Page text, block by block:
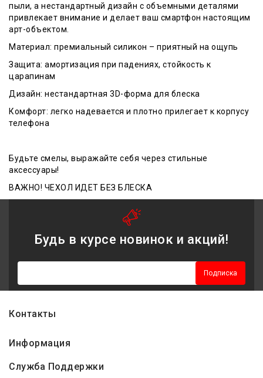
пыли, а нестандартный дизайн с объемными деталями
привлекает внимание и делает ваш смартфон настоящим
арт-объектом.
Материал: премиальный силикон – приятный на ощупь
Защита: амортизация при падениях, стойкость к
царапинам
Дизайн: нестандартная 3D-форма для блеска
Комфорт: легко надевается и плотно прилегает к корпусу
телефона
Будьте смелы, выражайте себя через стильные
аксессуары!
ВАЖНО! ЧЕХОЛ ИДЕТ БЕЗ БЛЕСКА
Будь в курсе новинок и акций!
Подписка
Контакты
Информация
Служба Поддержки